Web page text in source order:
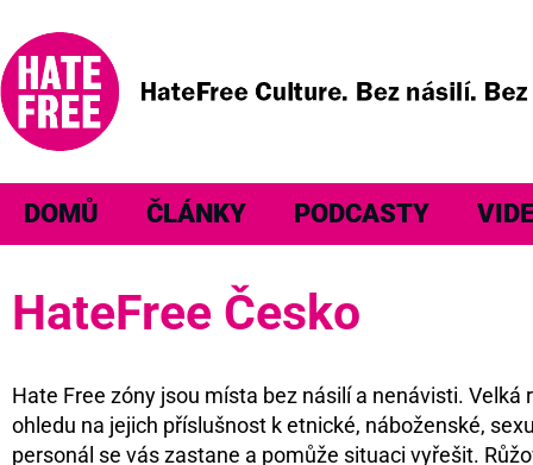
DOMŮ ČLÁNKY PODCASTY
HateFree Česko
Hate Free zóny jsou místa bez násilí a nenávisti.
ohledu na jejich příslušnost k etnické, náboženské,
personál se vás zastane a pomůže situaci vyřešit.